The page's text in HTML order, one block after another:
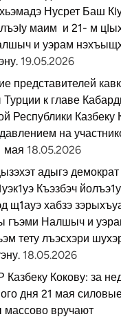
Нусрет Баш
маим и 21- м
и уэрам
19.05.2026
представителей
к главе
Республики Казбеку
на
мая 18.05.2026
адыгэ демократ
Къэзбэч
щ1ауэ хабзэ
гъэми Налшыч и
тету лъэсхэри
18.05.2026
Казбеку Кокову: за
дня 21 мая
массово вручают